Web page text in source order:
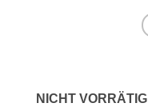
NICHT VORRÄTIG